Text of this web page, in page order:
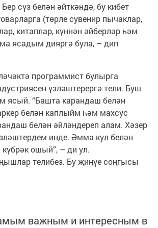
сүз белән әйткәндә, бу кибет
(төрле сувенир пычаклар,
китаплар, күннән әйберләр һәм
ясадым дияргә була, – дип
программист булырга
үзләштерергә тели. Буш
ясый. “Башта карандаш белән
белән каплыйм һәм махсус
белән әйләндереп алам. Хәзер
инде. Әмма кул белән
ошый”, – ди ул.
телибез. Бу җиңүе соңгысы
важным и интересным в